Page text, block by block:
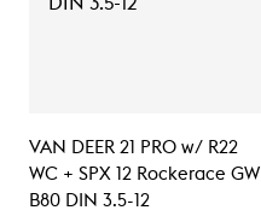
VAN DEER 21 PRO w/ R22
WC + SPX 12 Rockerace GW
B80 DIN 3.5-12